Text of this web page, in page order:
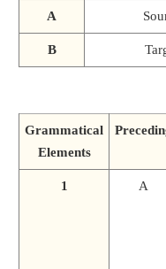
A
B
Grammatical
Elements
1 A